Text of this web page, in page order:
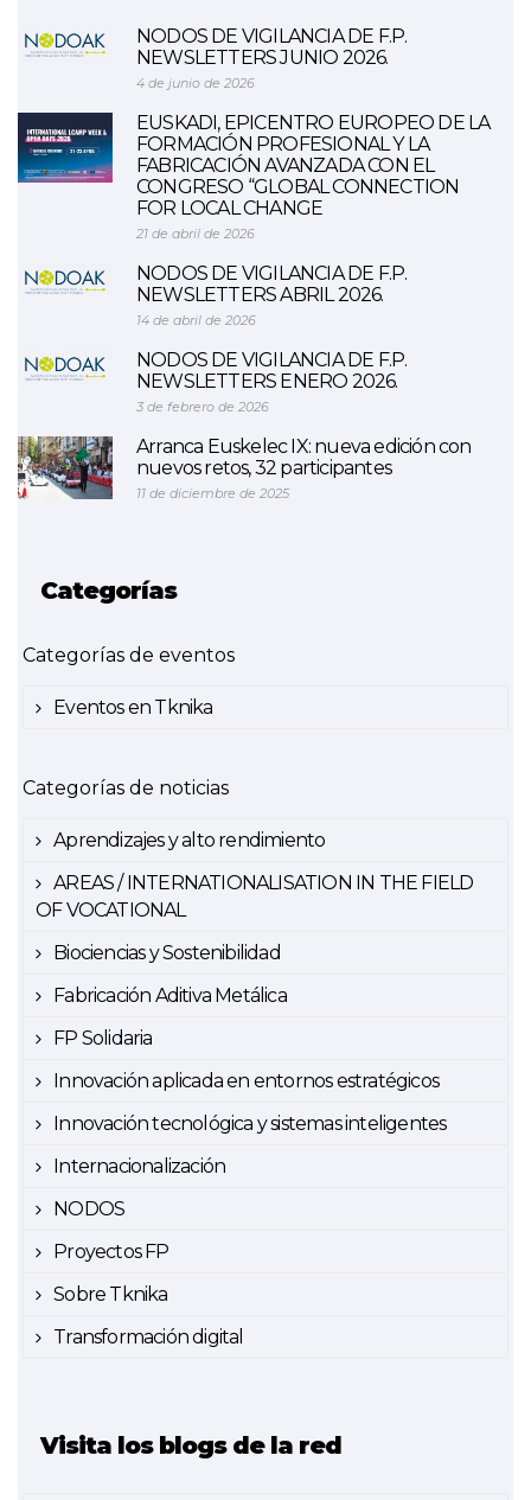
NODOS DE VIGILANCIA DE F.P.
NEWSLETTERS JUNIO 2026.
4 de junio de 2026
EUSKADI, EPICENTRO EUROPEO DE LA
FORMACIÓN PROFESIONAL Y LA
FABRICACIÓN AVANZADA CON EL
CONGRESO “GLOBAL CONNECTION
FOR LOCAL CHANGE
21 de abril de 2026
NODOS DE VIGILANCIA DE F.P.
NEWSLETTERS ABRIL 2026.
14 de abril de 2026
NODOS DE VIGILANCIA DE F.P.
NEWSLETTERS ENERO 2026.
3 de febrero de 2026
Arranca Euskelec IX: nueva edición con
nuevos retos, 32 participantes
11 de diciembre de 2025
Categorías
Categorías de eventos
Eventos en Tknika
Categorías de noticias
Aprendizajes y alto rendimiento
AREAS / INTERNATIONALISATION IN THE FIELD
OF VOCATIONAL
Biociencias y Sostenibilidad
Fabricación Aditiva Metálica
FP Solidaria
Innovación aplicada en entornos estratégicos
Innovación tecnológica y sistemas inteligentes
Internacionalización
NODOS
Proyectos FP
Sobre Tknika
Transformación digital
Visita los blogs de la red